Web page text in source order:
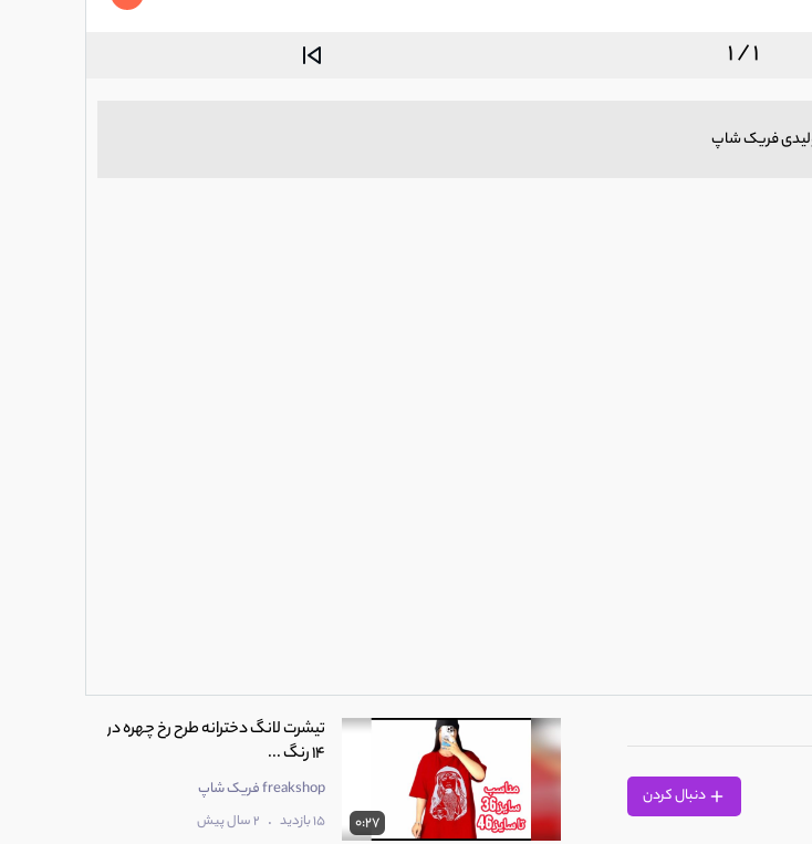
1 / 1
دنبال کردن
0:27
تیشرت لانگ دخترانه طرح رخ چهره در
14 رنگ ...
freakshop فریک شاپ
15 بازدید . 2 سال پیش